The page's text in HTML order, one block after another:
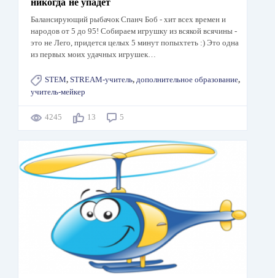
никогда не упадёт
Балансирующий рыбачок Спанч Боб - хит всех времен и
народов от 5 до 95! Собираем игрушку из всякой всячины -
это не Лего, придется целых 5 минут попыхтеть :) Это одна
из первых моих удачных игрушек…
STEM, STREAM-учитель, дополнительное образование,
учитель-мейкер
4245 13 5